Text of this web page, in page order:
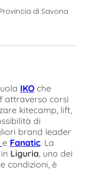
di Savona
IKO che
attraverso corsi
kitecamp, lift,
di
brand leader
e Fanatic. La
in Liguria , uno dei
condizioni, è